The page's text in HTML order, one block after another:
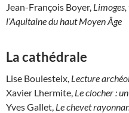
Jean-François Boyer,
l’Aquitaine du haut Moyen Âge
La cathédrale
Lise Boulesteix, Lecture
Xavier Lhermite, Le clocher :
Yves Gallet, Le chevet